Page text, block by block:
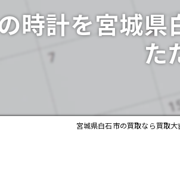
時計を宮城
た
宮城県白石市の買取なら買取